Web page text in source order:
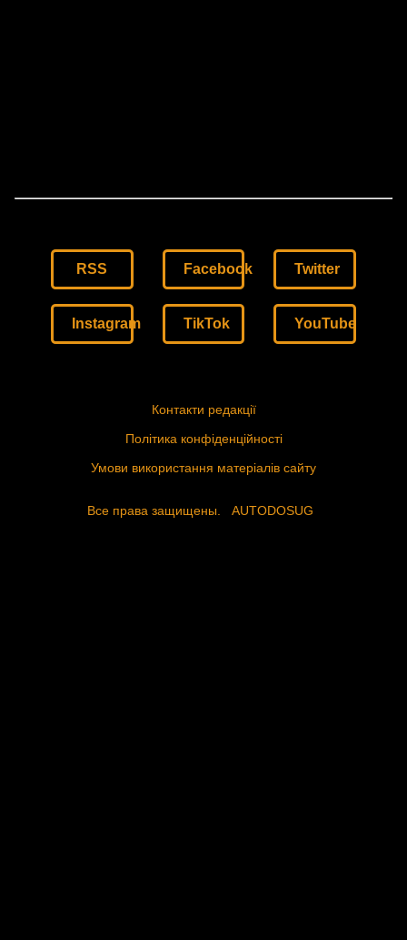
RSS Facebook Twitter
Instagram TikTok YouTube
Контакти редакції
Політика конфіденційності
Умови використання матеріалів сайту
Все права защищены. AUTODOSUG